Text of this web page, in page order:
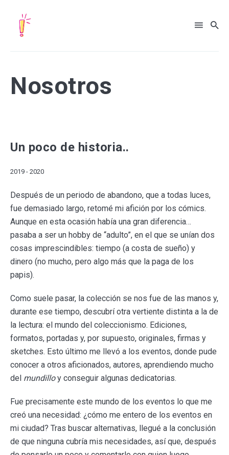
Nosotros
Un poco de historia..
2019 - 2020
Después de un periodo de abandono, que a todas luces,
fue demasiado largo, retomé mi afición por los cómics.
Aunque en esta ocasión había una gran diferencia…
pasaba a ser un hobby de “adulto”, en el que se unían dos
cosas imprescindibles: tiempo (a costa de sueño) y
dinero (no mucho, pero algo más que la paga de los
papis).
Como suele pasar, la colección se nos fue de las manos y,
durante ese tiempo, descubrí otra vertiente distinta a la de
la lectura: el mundo del coleccionismo. Ediciones,
formatos, portadas y, por supuesto, originales, firmas y
sketches. Esto último me llevó a los eventos, donde pude
conocer a otros aficionados, autores, aprendiendo mucho
del mundilloy conseguir algunas dedicatorias.
Fue precisamente este mundo de los eventos lo que me
creó una necesidad: ¿cómo me entero de los eventos en
mi ciudad? Tras buscar alternativas, llegué a la conclusión
de que ninguna cubría mis necesidades, así que, después
Search
for